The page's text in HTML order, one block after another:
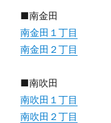
■南金田
南金田１丁目
南金田２丁目
■南吹田
南吹田１丁目
南吹田２丁目